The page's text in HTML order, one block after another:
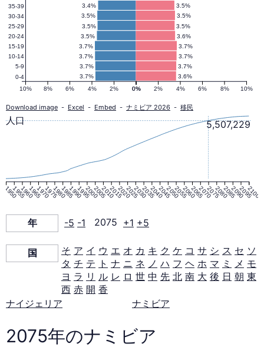
人
口
ピ
ラ
ッ
ド
2075
年
3.6%
3.7%
3.7%
3.7%
3.7%
3.7%
3.7%
3.7%
3.6%
3.5%
3.5%
3.5%
3.5%
3.5%
3.5%
3.4%
0% 2% 4% 6% 8% 10%
10% 8% 6% 4% 2% 0%
0-4
5-9
10-14
15-19
20-24
25-29
30-34
35-39
Download image - Excel - Embed - ナミビア 2026 - 移民
1950195519601965197019751980198519901995200020052010201520202025203020352040204520502055206020652070207520802085209020952100
5,507,229
人口
年 -5 -1 2075 +1 +5
国 そ ア イ ウ エ オ カ キ ク ケ コ サ シ ス セ ソ
タ チ テ ト ナ ニ ネ ノ ハ フ ヘ ホ マ ミ メ モ
ヨ ラ リ ル レ ロ 世 中 先 北 南 大 後 日 朝 東
西 赤 開 香
ナイジェリア
ナミビア
2075年のナミビア